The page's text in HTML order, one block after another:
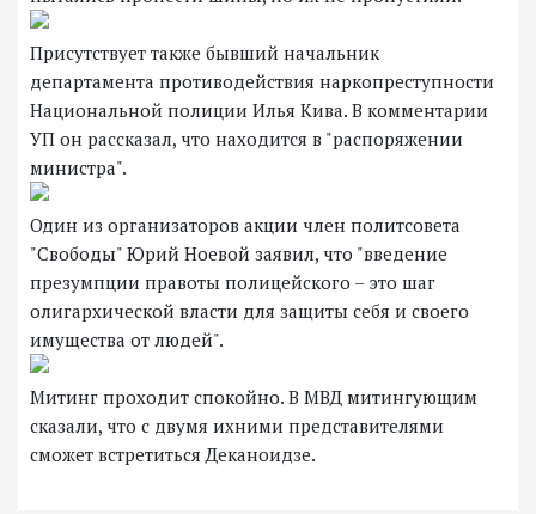
Присутствует также бывший начальник
департамента противодействия наркопреступности
Национальной полиции Илья Кива. В комментарии
УП он рассказал, что находится в "распоряжении
министра".
Один из организаторов акции член политсовета
"Свободы" Юрий Ноевой заявил, что "введение
презумпции правоты полицейского – это шаг
олигархической власти для защиты себя и своего
имущества от людей".
Митинг проходит спокойно. В МВД митингующим
сказали, что с двумя ихними представителями
сможет встретиться Деканоидзе.